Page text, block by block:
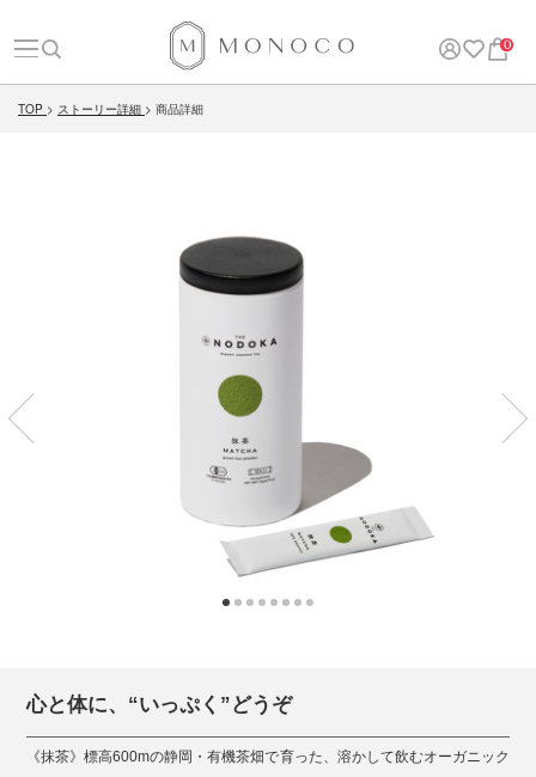
0
TOP ストーリー詳細 商品詳細
心と体に、“いっぷく”どうぞ
《抹茶》標高600mの静岡・有機茶畑で育った、溶かして飲むオーガニック